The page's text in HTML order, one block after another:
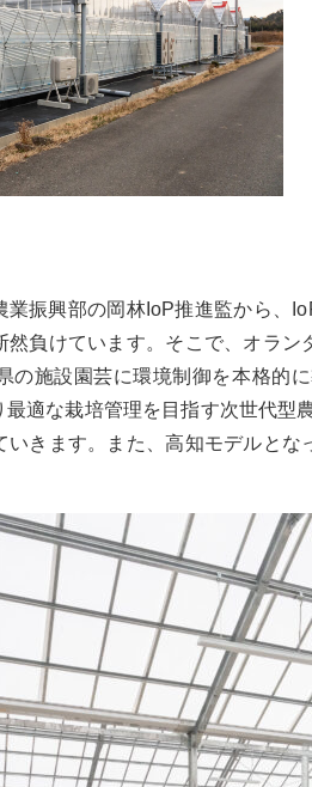
業振興部の岡林IoP推進監から、
負けています。そこで、オラ
の施設園芸に環境制御を本格的
適な栽培管理を目指す次世代
いきます。また、高知モデルと